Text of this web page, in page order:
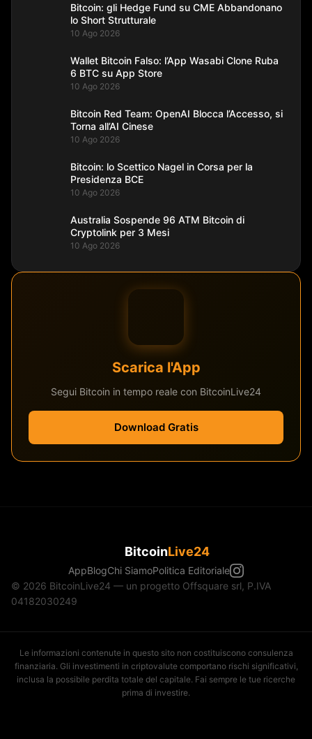
Bitcoin: gli Hedge Fund su CME Abbandonano
lo Short Strutturale
10 Ago 2026
Wallet Bitcoin Falso: l’App Wasabi Clone Ruba
6 BTC su App Store
10 Ago 2026
Bitcoin Red Team: OpenAI Blocca l’Accesso, si
Torna all’AI Cinese
10 Ago 2026
Bitcoin: lo Scettico Nagel in Corsa per la
Presidenza BCE
10 Ago 2026
Australia Sospende 96 ATM Bitcoin di
Cryptolink per 3 Mesi
10 Ago 2026
Scarica l'App
Segui Bitcoin in tempo reale con BitcoinLive24
Download Gratis
BitcoinLive24
AppBlogChi SiamoPolitica Editoriale
© 2026 BitcoinLive24 — un progetto Offsquare srl, P.IVA
04182030249
Le informazioni contenute in questo sito non costituiscono consulenza
finanziaria. Gli investimenti in criptovalute comportano rischi significativi,
inclusa la possibile perdita totale del capitale. Fai sempre le tue ricerche
prima di investire.